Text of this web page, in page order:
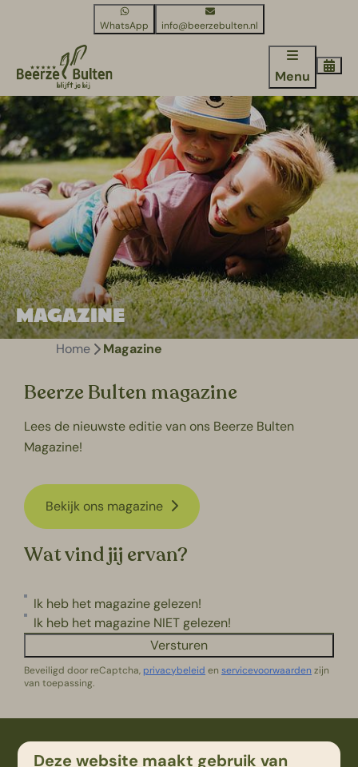
WhatsApp info@beerzebulten.nl
Menu
MAGAZINE
Home Magazine
Beerze Bulten magazine
Lees de nieuwste editie van ons Beerze Bulten
Magazine!
Bekijk ons magazine
Wat vind jij ervan?
Ik heb het magazine gelezen!
Ik heb het magazine NIET gelezen!
Versturen
Beveiligd door reCaptcha, privacybeleid enservicevoorwaarden zijn
van toepassing.
Veilig betalen
Deze website maakt gebruik van